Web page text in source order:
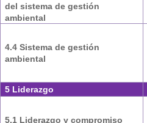
del sistema de gestión
ambiental
4.4 Sistema de gestión
ambiental
5 Liderazgo
5.1 Liderazgo y compromiso